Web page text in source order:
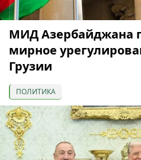
МИД Азербайджана
мирное
Грузии
ПОЛИТИКА